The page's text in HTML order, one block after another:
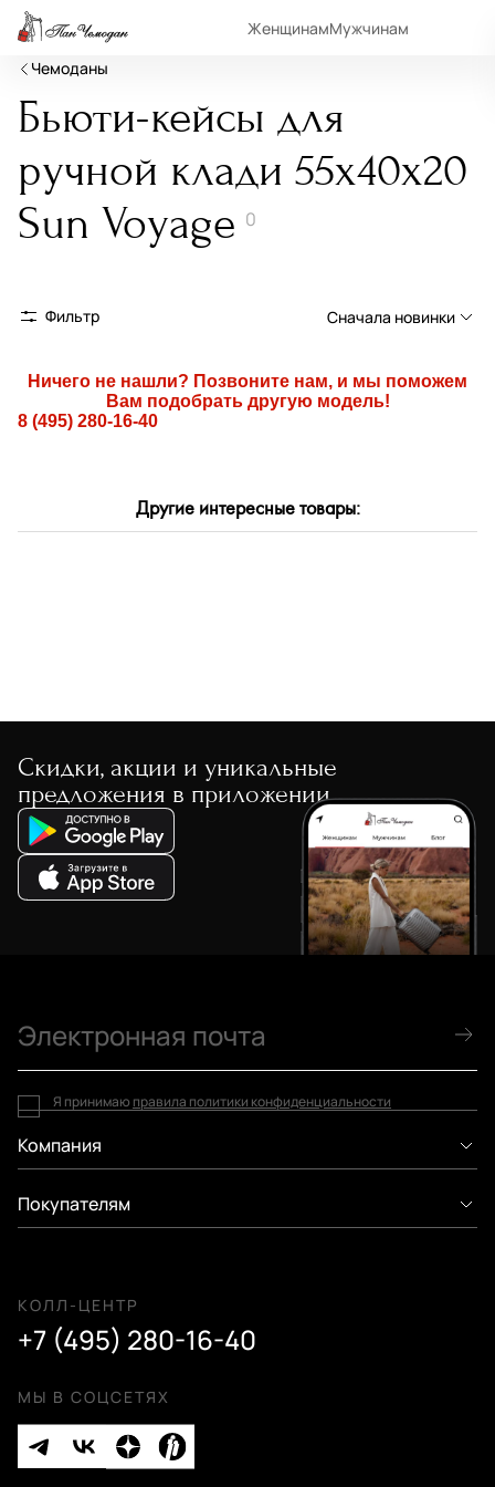
ЖенщинамМужчинам
Чемоданы
Бьюти-кейсы для
ручной клади 55х40х20
Sun Voyage 0
Фильтр Сначала новинки
Сначала новинки
Сначала популярные
По размеру скидки
Ничего не нашли? Позвоните нам, и мы поможем
Вам подобрать другую модель!
8 (495) 280-16-40
Другие интересные товары:
Скидки, акции и уникальные
предложения в приложении
Компания
Покупателям
КОЛЛ-ЦЕНТР
+7 (495) 280-16-40
МЫ В СОЦСЕТЯХ
Я принимаю правила политики конфиденциальности